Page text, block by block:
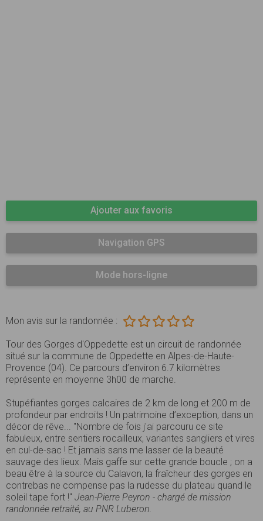
Ajouter aux favoris
Navigation GPS
Mode hors-ligne
Mon avis sur la randonnée :
Tour des Gorges d'Oppedette est un circuit de randonnée
situé sur la commune de Oppedette en Alpes-de-Haute-
Provence (04). Ce parcours d’environ 6.7 kilomètres
représente en moyenne 3h00 de marche.
Stupéfiantes gorges calcaires de 2 km de long et 200 m de
profondeur par endroits ! Un patrimoine d’exception, dans un
décor de rêve... "Nombre de fois j'ai parcouru ce site
fabuleux, entre sentiers rocailleux, variantes sangliers et vires
en cul-de-sac ! Et jamais sans me lasser de la beauté
sauvage des lieux. Mais gaffe sur cette grande boucle ; on a
beau être à la source du Calavon, la fraîcheur des gorges en
contrebas ne compense pas la rudesse du plateau quand le
soleil tape fort !" Jean-Pierre Peyron - chargé de mission
randonnée retraité, au PNR Luberon.